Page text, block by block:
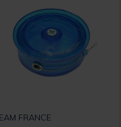
FRANCE